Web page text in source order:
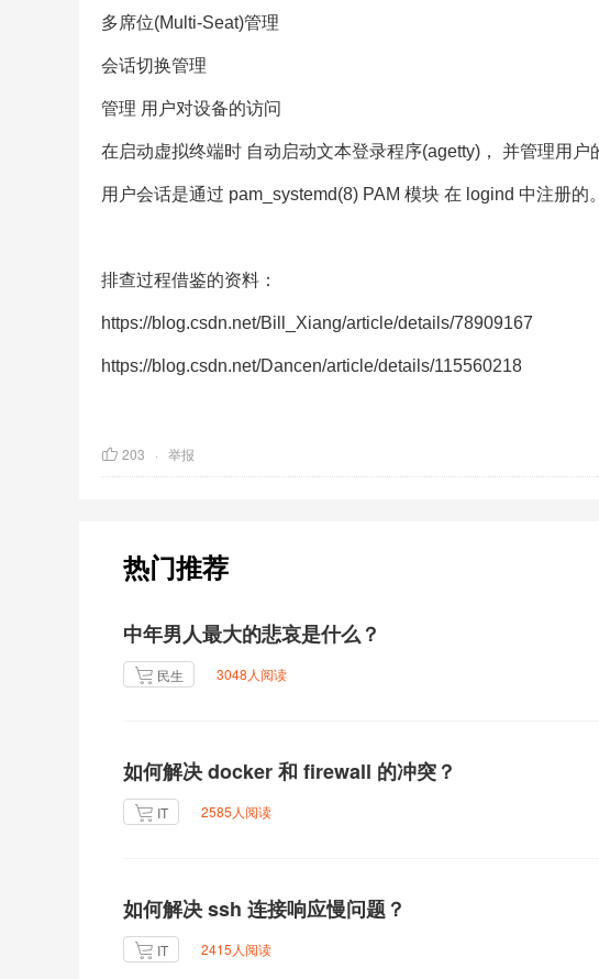
多席位(Multi-Seat)管理
会话切换管理
管理 用户对设备的访问
在启动虚拟终端时 自动启动文本登录程序(agetty)， 并管理用户
用户会话是通过 pam_systemd(8) PAM 模块 在 logind 中注册的。
排查过程借鉴的资料：
https://blog.csdn.net/Bill_Xiang/article/details/78909167
https://blog.csdn.net/Dancen/article/details/115560218
203 举报
热门推荐
中年男人最大的悲哀是什么？
民生 3048人阅读
如何解决 docker 和 firewall 的冲突？
IT 2585人阅读
如何解决 ssh 连接响应慢问题？
IT 2415人阅读